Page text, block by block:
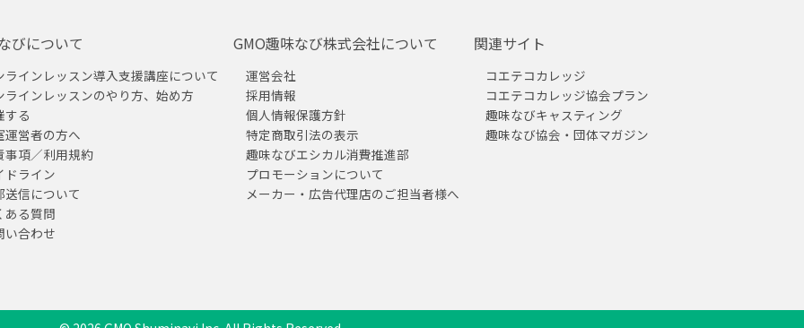
びについて
ラインレッスン導入支援講座について
ラインレッスンのやり方、始め方
する
運営者の方へ
事項／利用規約
ドライン
送信について
ある質問
い合わせ
GMO趣味なび株式会社について
運営会社
採用情報
個人情報保護方針
特定商取引法の表示
趣味なびエシカル消費推進部
プロモーションについて
メーカー・広告代理店のご担当者様へ
関連サイト
コエテコカレッジ
コエテコカレッジ協会プラン
趣味なびキャスティング
趣味なび協会・団体マガジン